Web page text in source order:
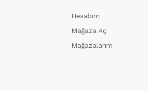
Hesabım
Mağaza Aç
Mağazalarım